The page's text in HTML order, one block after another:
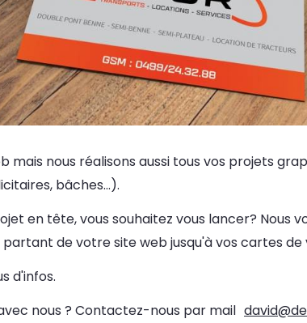
mais nous réalisons aussi tous vos projets
bâches...).
en tête, vous souhaitez vous lancer? Nous
de votre site web jusqu'à vos cartes de
d'infos.
nous ? Contactez-nous par mail